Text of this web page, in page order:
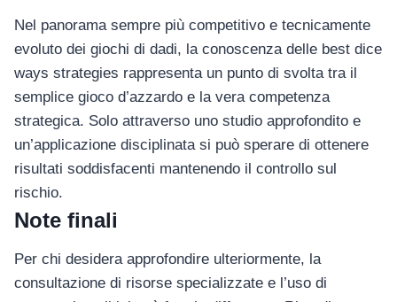
Nel panorama sempre più competitivo e tecnicamente
evoluto dei giochi di dadi, la conoscenza delle best dice
ways strategies rappresenta un punto di svolta tra il
semplice gioco d’azzardo e la vera competenza
strategica. Solo attraverso uno studio approfondito e
un’applicazione disciplinata si può sperare di ottenere
risultati soddisfacenti mantenendo il controllo sul
rischio.
Note finali
Per chi desidera approfondire ulteriormente, la
consultazione di risorse specializzate e l’uso di